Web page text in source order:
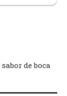
de boca